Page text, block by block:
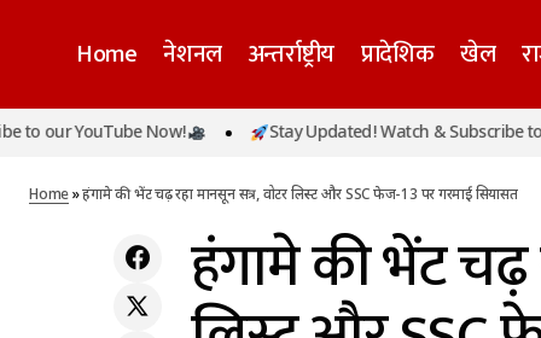
Home नेशनल अन्तर्राष्ट्रीय प्रादेशिक खेल
उत्तराखंड आपदा: धराली गांव सैलाब में तबाह, अब
तक 400 से ज्यादा लोगों का रेस्क्यू, संपर्क पूरी तरह
Now! Stay Updated! Watch & Subscribe to our
Home»हंगामे की भेंट चढ़ रहा मानसून सत्र, वोटर लिस्ट और SSC फेज-13 पर गरमाई सियासत
हंगामे की भेंट चढ़